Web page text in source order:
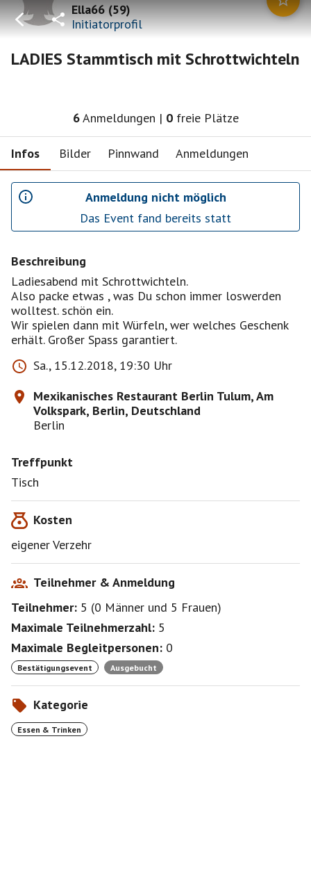
Ella66(59)
Initiatorprofil
LADIES Stammtisch mit Schrottwichteln
6Anmeldungen | 0 freie Plätze
Infos Bilder Pinnwand Anmeldungen
Anmeldung nicht möglich
Das Event fand bereits statt
Beschreibung
Ladiesabend mit Schrottwichteln.
Also packe etwas , was Du schon immer loswerden
wolltest. schön ein.
Wir spielen dann mit Würfeln, wer welches Geschenk
erhält. Großer Spass garantiert.
Sa., 15.12.2018, 19:30 Uhr
Mexikanisches Restaurant Berlin Tulum, Am
Volkspark, Berlin, Deutschland
Berlin
Treffpunkt
Tisch
Kosten
eigener Verzehr
Teilnehmer & Anmeldung
Teilnehmer: 5 (0 Männer und 5 Frauen)
Maximale Teilnehmerzahl: 5
Maximale Begleitpersonen: 0
Bestätigungsevent Ausgebucht
Kategorie
Essen & Trinken